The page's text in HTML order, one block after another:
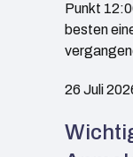
Punkt
besten
26 Juli